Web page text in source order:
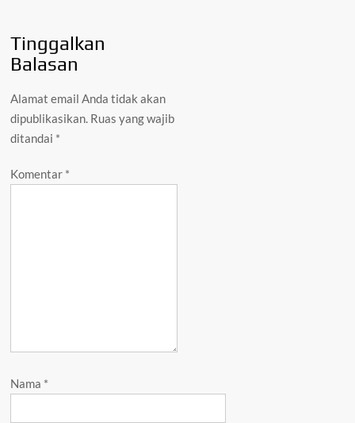
Tinggalkan
Balasan
Alamat email Anda tidak akan
dipublikasikan. Ruas yang wajib
ditandai *
Komentar *
Nama *